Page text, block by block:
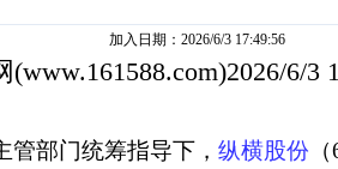
加入日期：2026/6/3 17:49:56
(www.161588.com)2026/6/3
管部门统筹指导下， 纵横股份